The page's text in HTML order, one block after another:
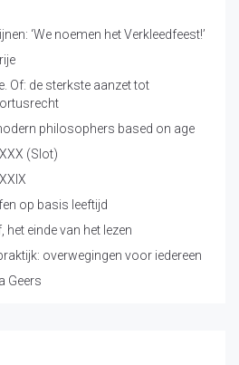
‘We noemen het Verkleedfeest!’
Of: de sterkste aanzet tot
philosophers based on age
(Slot)
op basis leeftijd
einde van het lezen
overwegingen voor iedereen
Geers